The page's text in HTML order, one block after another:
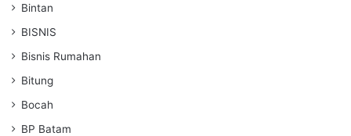
Bintan
BISNIS
Bisnis Rumahan
Bitung
Bocah
BP Batam